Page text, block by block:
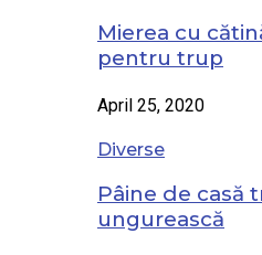
Mierea cu
pentru trup
April 25, 2020
Diverse
Pâine de casă
ungurească